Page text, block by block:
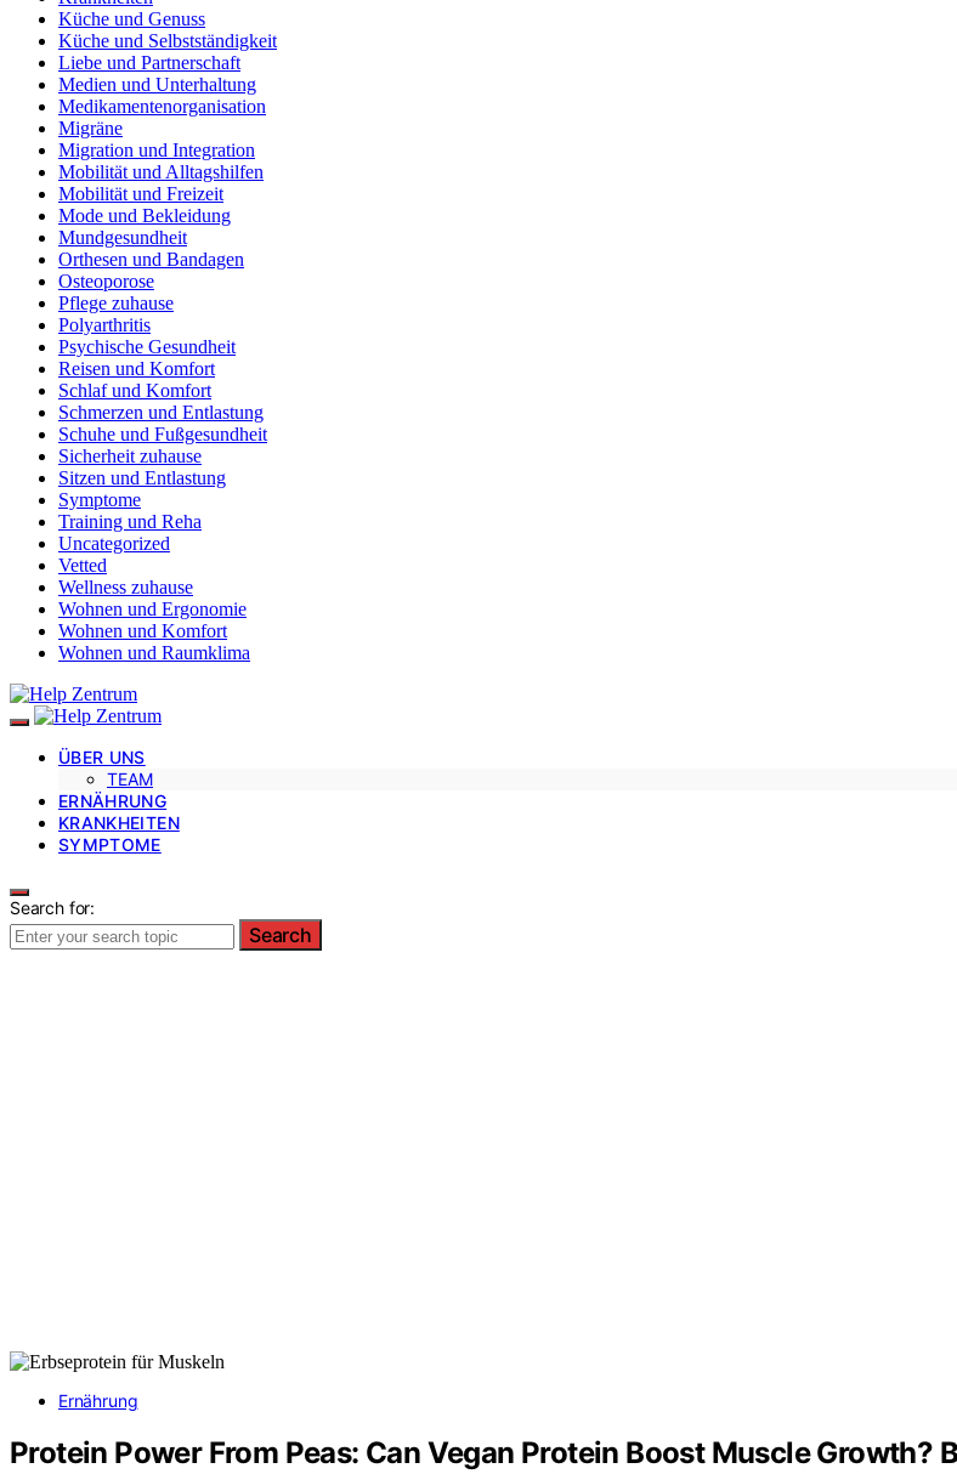
Küche und Genuss
Küche und Selbstständigkeit
Liebe und Partnerschaft
Medien und Unterhaltung
Medikamentenorganisation
Migräne
Migration und Integration
Mobilität und Alltagshilfen
Mobilität und Freizeit
Mode und Bekleidung
Mundgesundheit
Orthesen und Bandagen
Osteoporose
Pflege zuhause
Polyarthritis
Psychische Gesundheit
Reisen und Komfort
Schlaf und Komfort
Schmerzen und Entlastung
Schuhe und Fußgesundheit
Sicherheit zuhause
Sitzen und Entlastung
Symptome
Training und Reha
Uncategorized
Vetted
Wellness zuhause
Wohnen und Ergonomie
Wohnen und Komfort
Wohnen und Raumklima
ÜBER UNS
TEAM
ERNÄHRUNG
KRANKHEITEN
SYMPTOME
Search for:
Search
Ernährung
Protein Power From Peas: Can Vegan Protein Boost Muscle Growth?